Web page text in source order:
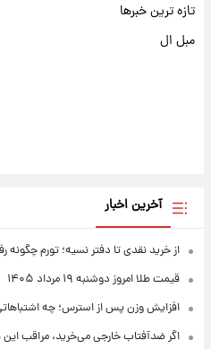
تازه ترین خبرها
مبل ال
آخرین اخبار
از خرید نقدی تا دفتر نسیه؛ تورم چگونه
قیمت طلا امروز دوشنبه ۱۹ مرداد ۱۴۰۵
افزایش وزن پس از استرس؛ چه اشتباهاتی
اگر ضدآفتاب خارجی می‌خرید، مراقب این